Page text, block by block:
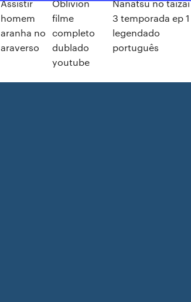
Assistir
homem
aranha no
araverso
Oblivion
filme
completo
dublado
youtube
Nanatsu no taizai
3 temporada ep 1
legendado
português